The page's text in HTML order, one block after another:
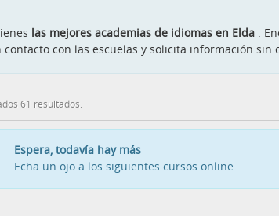
las mejores academias de idiomas en Elda .
con las escuelas y solicita información sin
61 resultados.
Espera, todavía hay más
Echa un ojo a los siguientes cursos online